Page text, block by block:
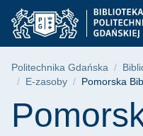
Przejdź
do
menu
Przejdź
do
wyszukiwarki
Przejdź
do
treści
Ścieżka
Politechnika Gdańska
E-zasoby
Pomorska
Treść